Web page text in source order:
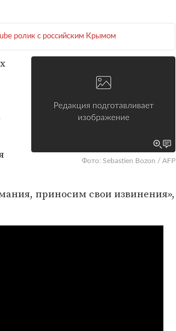
ролик с российским Крымом
Фото: Sebastien Bozon / AFP
приносим свои извинения»,